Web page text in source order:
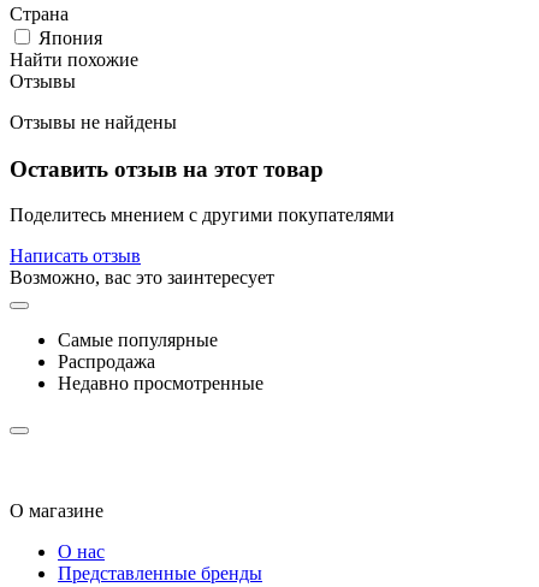
Страна
Япония
Найти похожие
Отзывы
Отзывы не найдены
Оставить отзыв на этот товар
Поделитесь мнением с другими покупателями
Написать отзыв
Возможно, вас это заинтересует
Самые популярные
Распродажа
Недавно просмотренные
О магазине
О нас
Представленные бренды